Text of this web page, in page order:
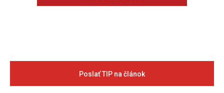
Poslať TIP na článok